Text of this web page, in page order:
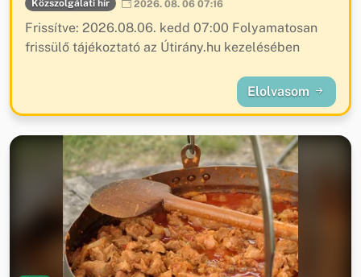
Közszolgálati hír 2026. 08. 06 07:16
Frissítve: 2026.08.06. kedd 07:00 Folyamatosan
frissülő tájékoztató az Útirány.hu kezelésében
Elolvasom